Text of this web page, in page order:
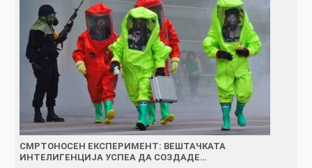
СМРТОНОСЕН ЕКСПЕРИМЕНТ: ВЕШТАЧКАТА
ИНТЕЛИГЕНЦИЈА УСПЕА ДА СОЗДАДЕ…